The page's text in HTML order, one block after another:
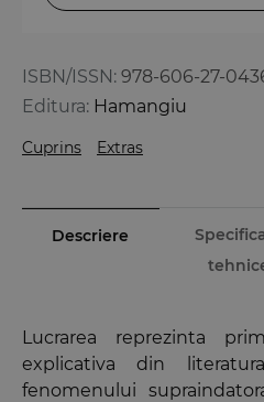
ISBN/ISSN: 978-606-27-
Editura: Hamangiu
Cuprins Extras
Descriere
Lucrarea reprezinta
explicativa din
fenomenului